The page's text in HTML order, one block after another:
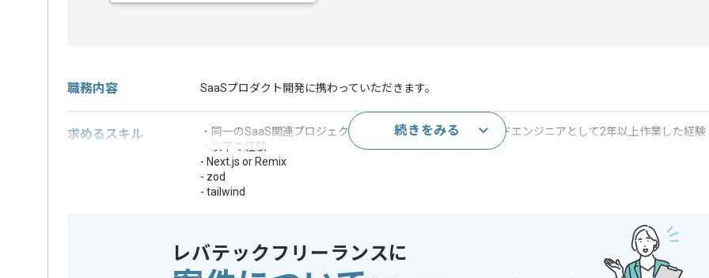
職務内容 SaaSプロダクト開発に携わっていただきます。
求めるスキル
・同一のSaaS関連プロジェクトにおいてReactフロントエンドエンジニアとして2年以上作業した経験
・以下の経験
- Next.js or Remix
- zod
- tailwind
※上記に似た経験やスキルをお持ちであれば申し込み可能なケースもございます！まずはお気軽にご相談ください！
この案件で扱う技術 フレームワーク
続きをみる
レバテックフリーランスに